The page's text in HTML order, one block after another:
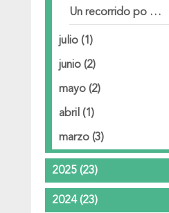
Un recorrido po …
julio (1)
junio (2)
mayo (2)
abril (1)
marzo (3)
2025 (23)
2024(23)